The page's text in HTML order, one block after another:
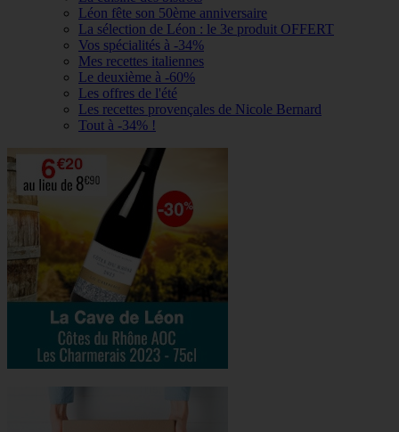
Léon fête son 50ème anniversaire
La sélection de Léon : le 3e produit OFFERT
Vos spécialités à -34%
Mes recettes italiennes
Le deuxième à -60%
Les offres de l'été
Les recettes provençales de Nicole Bernard
Tout à -34% !